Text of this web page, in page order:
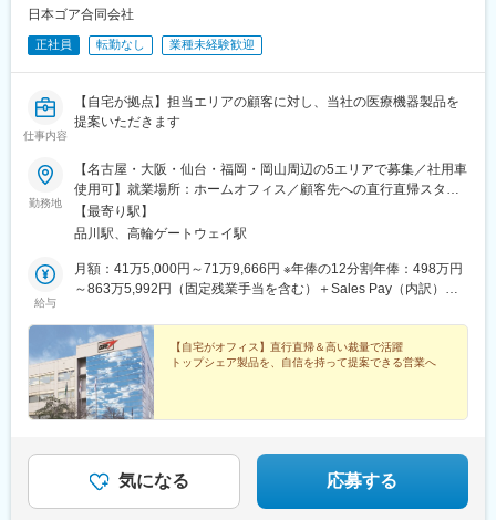
変更の範囲：会社の定める業務
覧ください。
https://healthcarecareerpark.iqvia.com/
■具体的な業務
すでに取引のある病院の医師や薬剤師に向け、医薬品の効果や副
作用・適切な使用方法などの情報を提供し、薬剤のプロモーショ
ン活動を行っていただきます。メインの業務は情報提供となるた
活動に専念できる環境です。
個人の予算はありますが、チーム内で助け合う社風が整ってお
り、過度なプレッシャーなく顧客とじっくり関係構築が可能で
す。
■働き方
社用車を利用して自宅から病院へ直行直帰の働き方となるため、
給取得もしやすく、年間140日ほど休んでいる方も多くいます。
■将来的なキャリア：
医療営業として専門性を磨き管理職を目指すのはもちろん、他事
業部やグループ会社への異動実績も豊富にございます。（※病院の
者などの管理部門）
営業経験を活かして様々なキャリアプランを実現できるのは、当
社ならではの強みです。
日本ゴア合同会社
正社員 転勤なし 業種未経験歓迎
仕事内容
【自宅が拠点】担当エリアの顧客に対し、当社の医療機器製品を
提案いただきます
勤務地
【名古屋・大阪・仙台・福岡・岡山周辺の5エリアで募集／社用車
使用可】就業場所：ホームオフィス／顧客先への直行直帰スタイ
ル(1)名古屋エリア愛知県、岐阜県、福井県、三重県(2)大阪エリア
滋賀県、京都府、大阪府、兵庫県、奈良県、和歌山県(3)仙台エリ
件をチームで担当(4)福岡エリア福岡県、大分県、佐賀県、熊本
県、長崎県、宮崎県、鹿児島県、沖縄県(5)岡山エリア鳥取県、島
です。◎社用車での訪問が可能です◎訪問のない日は在宅勤務と
なります◎研修、社内の打ち合わせ、イベント等で出社が発生す
る可能性がございます◎転勤は基本ありません本社：東京都港区
港南1-8-15 Wビル14F受動喫煙対策：敷地内全面禁煙
【最寄り駅】
品川駅、高輪ゲートウェイ駅
給与
月額：41万5,000円～71万9,666円 ※年俸の12分割年俸：498万円
～863万5,992円（固定残業手当を含む）＋Sales Pay（内訳）年
3,000円（12時間分）※超過した時間外労働の残業手当は追加支給
◎Sales Pay：年額（基本給）の10％支給あり
【自宅がオフィス】直行直帰＆高い裁量で活躍
トップシェア製品を、自信を持って提案できる営業へ
気になる 応募する